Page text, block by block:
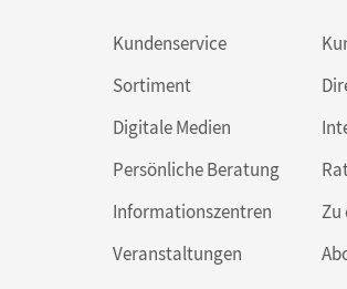
Kundenservice
Sortiment
Digitale Medien
Persönliche Beratung
Informationszentren
Veranstaltungen
Zu